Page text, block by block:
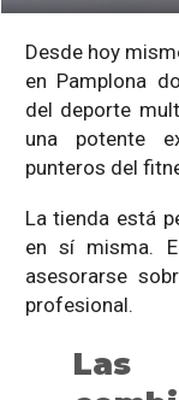
Desde hoy
en Pamplona
del deporte
una potente
punteros del
La tienda está
en sí misma.
asesorarse
profesional.
Las